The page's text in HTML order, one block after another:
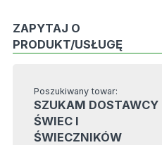
ZAPYTAJ O
PRODUKT/USŁUGĘ
Poszukiwany towar:
SZUKAM DOSTAWCY
ŚWIEC I
ŚWIECZNIKÓW